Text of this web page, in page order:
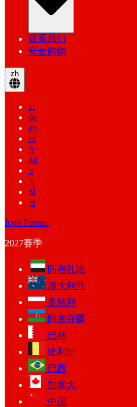
联系我们
安全购物
zh
ar
de
en
es
fr
hu
it
ja
nl
pt
Icon Person
2027赛季
阿布扎比
澳大利亚
奥地利
阿塞拜疆
巴林
比利时
巴西
加拿大
中国